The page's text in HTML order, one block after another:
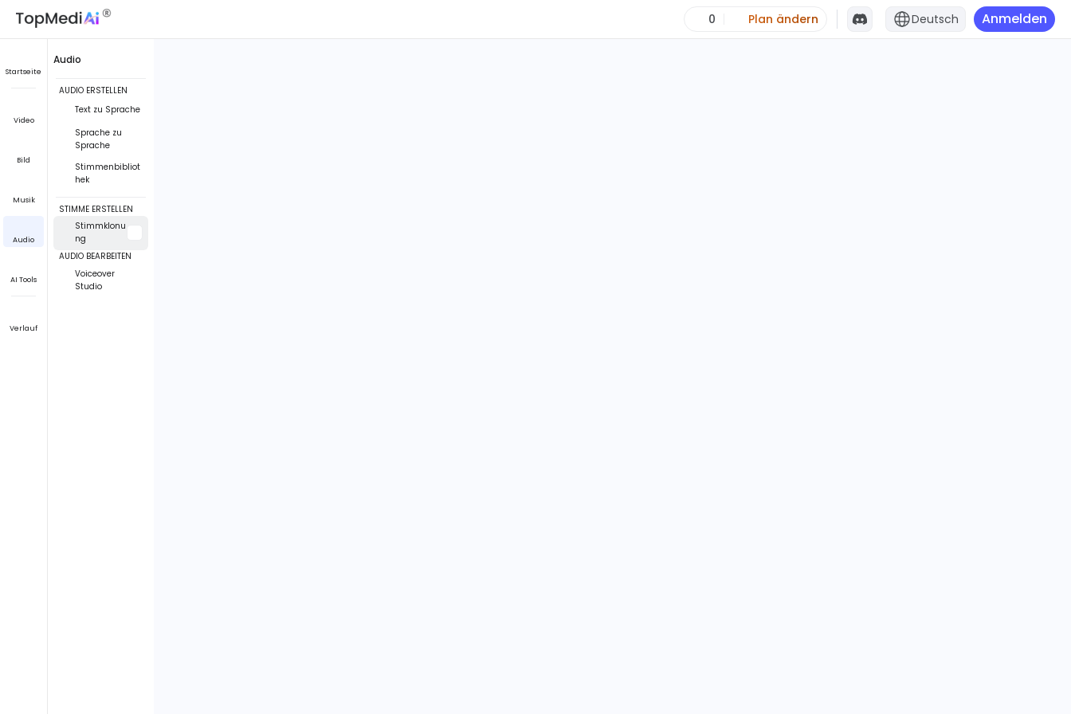
0 Plan ändern Deutsch Anmelden
Startseite
Video
Bild
Musik
Audio
AI Tools
Verlauf
Audio
AUDIO ERSTELLEN
Text zu Sprache
Sprache zu
Sprache
Stimmenbibliot
hek
STIMME ERSTELLEN
Stimmklonu
ng
AUDIO BEARBEITEN
Voiceover
Studio